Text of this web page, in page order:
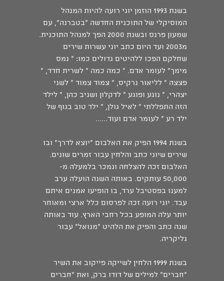
בשנת 1993 הוזמן יוני רועה להיות המנהל
המוסיקלי של התוכנית החדשה "בטברנה", עם
שמעון פרנס ובשנת 2000 הפך למנהל התוכנית.
מ2003 ועד היום כתב יוני עשרות שירים
שחלקם הפכו ללהיטים גדולים כמו: " נמס
מימך" לעומר אדם. " כמה כמה " לשרית חדד, "
פצצה " לליאור נרקיס, " צמוד צמוד " לשני
יצהרי, " נוגע ופוגע " לדקלון ושגיב כהן, " לילד
הזה התפללתי " לאיל גולן, " ילד טוב בגוף של
ילד רע " לעומר אדם ועוד......
בשנת 1994 הפיק את האלבום "יוצא לדרך" ובו
שירים שיוני כתב והלחין עבור זמרים שונים.
האלבום זכה להצלחה ונמכר בלמעלה מ-
50,000 עותקים. באותה השנה הועלה ערב
למענו בפסטיבל ערד, בו הופיעו אמנים איתם
עבד. יוני רועה זכה לפרסום כלל ארצי ומאוחר
יותר עלה המופע בכל רחבי הארץ. עוד באותה
שנה כתב והפיק את הלהיט "מנואל" עבור
גליקריה.
בשנת 1999 הלחין לשייקה פייקוב את השיר
"חברים" למילים של דודו ברק, ואת "חברים